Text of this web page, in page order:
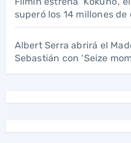
superó los 14 millones
Albert Serra abrirá el
Sebastián con ‘Seize